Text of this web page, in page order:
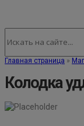
Главная страница »
Колодка